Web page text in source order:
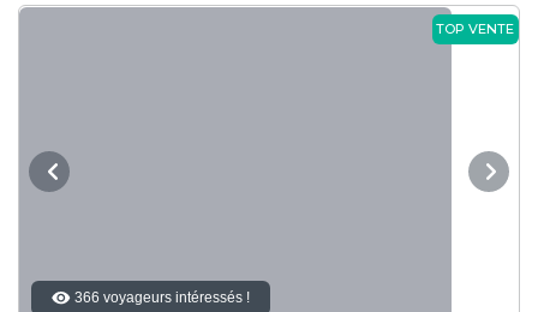
TOP VENTE
366 voyageurs intéressés !